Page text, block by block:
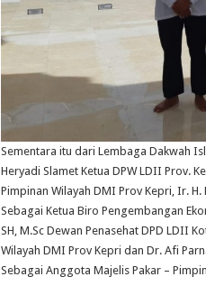
Sementara itu dari Lembaga Dakwah
Heryadi Slamet Ketua DPW LDII Prov.
Pimpinan Wilayah DMI Prov Kepri, Ir.
Sebagai Ketua Biro Pengembangan
SH, M.Sc Dewan Penasehat DPD LDII
Wilayah DMI Prov Kepri dan Dr. Afi
Sebagai Anggota Majelis Pakar –